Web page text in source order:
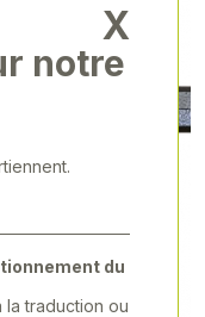
X
notre
du
la traduction ou